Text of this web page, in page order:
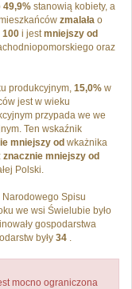
49,9% stanowią kobiety, a
zmalała o
100 i jestmniejszy od
oraz
produkcyjnym, 15,0% w
jest w wieku
przypada we we
Ten wskaźnik
mniejszy od wkażnika
znacznie mniejszy od
Polski.
Spisu
we wsi Świelubie było
gospodarstwa
były 34 .
mocno ograniczona